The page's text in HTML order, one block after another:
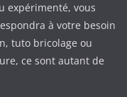
expérimenté, vous
à votre besoin
tuto bricolage ou
ce sont autant de